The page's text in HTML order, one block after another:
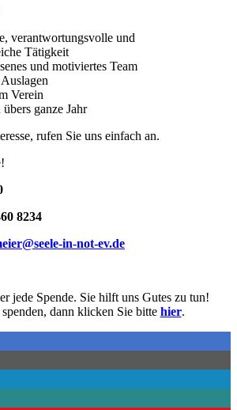
verantwortungsvolle und
Tätigkeit
und motiviertes Team
Verein
ganze Jahr
rufen Sie uns einfach an.
8234
in-not-ev.de
jede Spende. Sie hilft uns Gutes zu tun!
dann klicken Sie bitte hier.